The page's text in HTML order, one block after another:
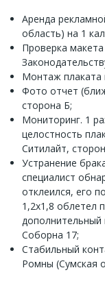
Аренда
область) на 1
Проверка
Монтаж плаката
Фото отчет
сторона Б;
Мониторинг. 1
целостность
Ситилайт,
Устранение
специалист
отклеился, его
1,2х1,8 облетел
Соборна 17;
Стабильный
Ромны (Сумская